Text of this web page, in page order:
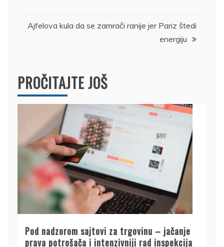
Ajfelova kula da se zamrači ranije jer Pariz štedi
energiju
PROČITAJTE JOŠ
Pod nadzorom sajtovi za trgovinu – jačanje
prava potrošača i intenzivniji rad inspekcija